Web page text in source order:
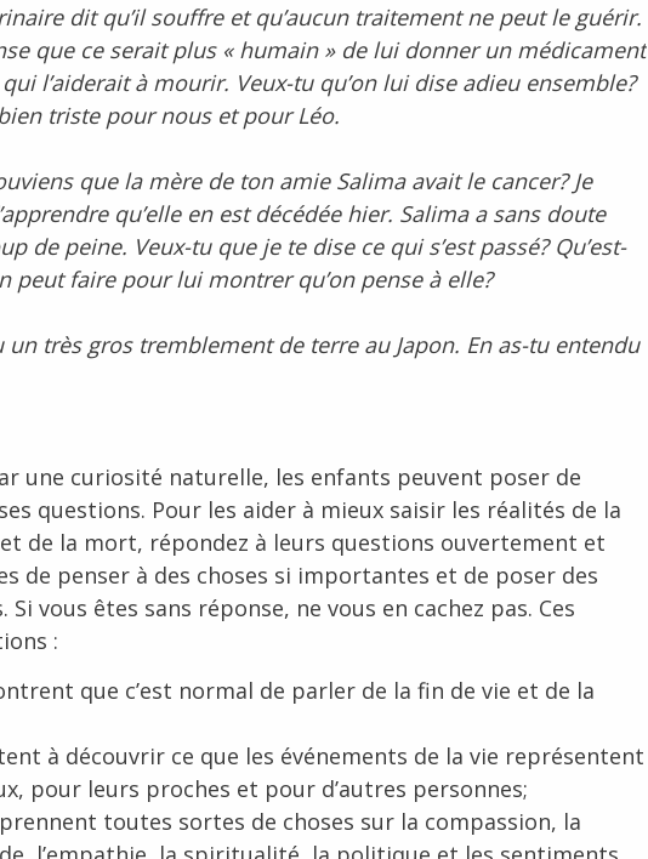
dit qu’il souffre et qu’aucun traitement ne peut le guérir.
que ce serait plus « humain » de lui donner un médicament
l’aiderait à mourir. Veux-tu qu’on lui dise adieu ensemble?
triste pour nous et pour Léo.
que la mère de ton amie Salima avait le cancer? Je
qu’elle en est décédée hier. Salima a sans doute
de peine. Veux-tu que je te dise ce qui s’est passé? Qu’est-
peut faire pour lui montrer qu’on pense à elle?
un très gros tremblement de terre au Japon. En as-tu entendu
une curiosité naturelle, les enfants peuvent poser de
questions. Pour les aider à mieux saisir les réalités de la
de la mort, répondez à leurs questions ouvertement et
de penser à des choses si importantes et de poser des
Si vous êtes sans réponse, ne vous en cachez pas. Ces
:
que c’est normal de parler de la fin de vie et de la
à découvrir ce que les événements de la vie représentent
pour leurs proches et pour d’autres personnes;
toutes sortes de choses sur la compassion, la